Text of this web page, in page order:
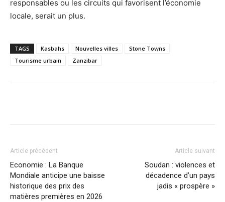
responsables ou les circuits qui favorisent l’économie
locale, serait un plus.
TAGS Kasbahs Nouvelles villes
Stone Towns
Tourisme urbain
Zanzibar
Article précédent
Economie : La Banque
Mondiale anticipe une baisse
historique des prix des
matières premières en 2026
Article suivant
Soudan : violences et
décadence d’un pays
jadis « prospère »